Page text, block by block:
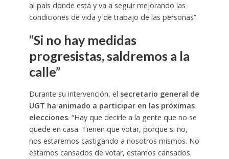
al país donde está y va a seguir mejorando las
condiciones de vida y de trabajo de las personas”.
“Si no hay medidas
progresistas, saldremos a la
calle”
Durante su intervención, el secretario general de
UGT ha animado a participar en las próximas
elecciones. “Hay que decirle a la gente que no se
quede en casa. Tienen que votar, porque si no,
nos estaremos castigando a nosotros mismos. No
estamos cansados de votar, estamos cansados